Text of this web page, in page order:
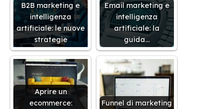
B2B marketing e
intelligenza
artificiale: le nuove
strategie
Email marketing e
intelligenza
artificiale: la
guida…
Aprire un
ecommerce:
Funnel di marketing